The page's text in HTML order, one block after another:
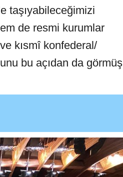
taşıyabileceğimizi
de resmi kurumlar
kısmî konfederal/
bu açıdan da görmüş